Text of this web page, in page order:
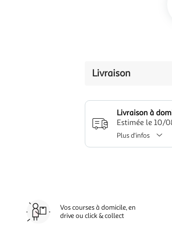
Livraison
Livraison à
Estimée le 10/
Plus d'infos
Vos courses à domicile, en
drive ou click & collect